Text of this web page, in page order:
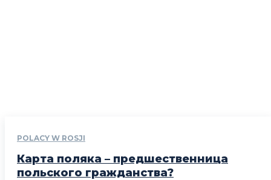
POLACY W ROSJI
Карта поляка – предшественница
польского гражданства?